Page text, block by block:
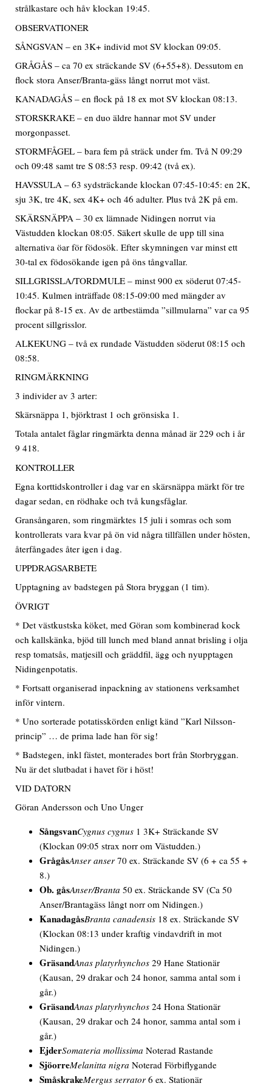
strålkastare och håv klockan 19:45.
OBSERVATIONER
SÅNGSVAN – en 3K+ individ mot SV klockan 09:05.
GRÅGÅS – ca 70 ex sträckande SV (6+55+8). Dessutom en
flock stora Anser/Branta-gäss långt norrut mot väst.
KANADAGÅS – en flock på 18 ex mot SV klockan 08:13.
STORSKRAKE – en duo äldre hannar mot SV under
morgonpasset.
STORMFÅGEL – bara fem på sträck under fm. Två N 09:29
och 09:48 samt tre S 08:53 resp. 09:42 (två ex).
HAVSSULA – 63 sydsträckande klockan 07:45-10:45: en 2K,
sju 3K, tre 4K, sex 4K+ och 46 adulter. Plus två 2K på em.
SKÄRSNÄPPA – 30 ex lämnade Nidingen norrut via
Västudden klockan 08:05. Säkert skulle de upp till sina
alternativa öar för födosök. Efter skymningen var minst ett
30-tal ex födosökande igen på öns tångvallar.
SILLGRISSLA/TORDMULE – minst 900 ex söderut 07:45-
10:45. Kulmen inträffade 08:15-09:00 med mängder av
flockar på 8-15 ex. Av de artbestämda ”sillmularna” var ca 95
procent sillgrisslor.
ALKEKUNG – två ex rundade Västudden söderut 08:15 och
08:58.
RINGMÄRKNING
3 individer av 3 arter:
Skärsnäppa 1, björktrast 1 och grönsiska 1.
Totala antalet fåglar ringmärkta denna månad är 229 och i år
9 418.
KONTROLLER
Egna korttidskontroller i dag var en skärsnäppa märkt för tre
dagar sedan, en rödhake och två kungsfåglar.
Gransångaren, som ringmärktes 15 juli i somras och som
kontrollerats vara kvar på ön vid några tillfällen under hösten,
återfångades åter igen i dag.
UPPDRAGSARBETE
Upptagning av badstegen på Stora bryggan (1 tim).
ÖVRIGT
* Det västkustska köket, med Göran som kombinerad kock
och kallskänka, bjöd till lunch med bland annat brisling i olja
resp tomatsås, matjesill och gräddfil, ägg och nyupptagen
Nidingenpotatis.
* Fortsatt organiserad inpackning av stationens verksamhet
inför vintern.
* Uno sorterade potatisskörden enligt känd ”Karl Nilsson-
princip” … de prima lade han för sig!
* Badstegen, inkl fästet, monterades bort från Storbryggan.
Nu är det slutbadat i havet för i höst!
VID DATORN
Göran Andersson och Uno Unger
SångsvanCygnus cygnus 1 3K+ Sträckande SV
(Klockan 09:05 strax norr om Västudden.)
GrågåsAnser anser70 ex. Sträckande SV(6 + ca 55 +
8.)
Ob. gåsAnser/Branta 50 ex. Sträckande SV(Ca 50
Anser/Brantagäss långt norr om Nidingen.)
KanadagåsBranta canadensis 18 ex. Sträckande SV
(Klockan 08:13 under kraftig vindavdrift in mot
Nidingen.)
GräsandAnas platyrhynchos 29Hane Stationär
(Kausan, 29 drakar och 24 honor, samma antal som i
går.)
GräsandAnas platyrhynchos 24Hona Stationär
(Kausan, 29 drakar och 24 honor, samma antal som i
går.)
EjderSomateria mollissima Noterad Rastande
SjöorreMelanitta nigra Noterad Förbiflygande
SmåskrakeMergus serrator6 ex. Stationär